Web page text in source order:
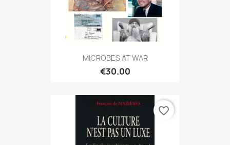
MICROBES AT WAR
€30.00
favorite_border